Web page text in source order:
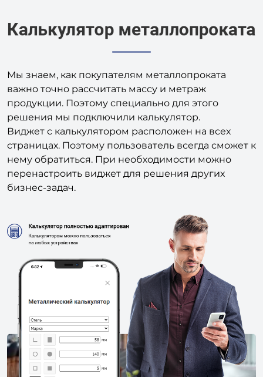
Мы знаем, как покупателям металлопроката
важно точно рассчитать массу и метраж
продукции. Поэтому специально для этого
решения мы подключили калькулятор.
Виджет с калькулятором расположен на всех
страницах. Поэтому пользователь всегда сможет к
нему обратиться. При необходимости можно
перенастроить виджет для решения других
бизнес-задач.